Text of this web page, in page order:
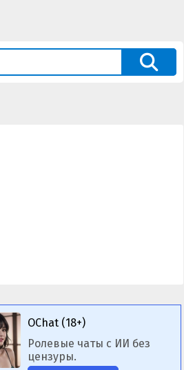
OChat (18+)
Ролевые чаты с ИИ без
цензуры.